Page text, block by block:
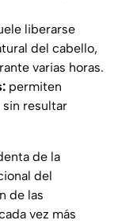
liberarse
del cabello,
varias horas.
permiten
resultar
de la
del
de las
vez más